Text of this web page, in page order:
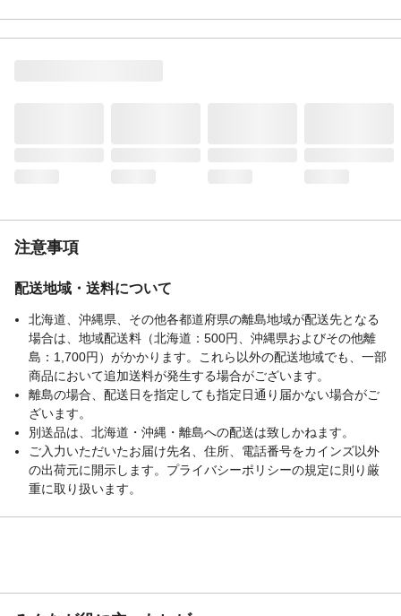
注意事項
配送地域・送料について
北海道、沖縄県、その他各都道府県の離島地域が配送先となる
場合は、地域配送料（北海道：500円、沖縄県およびその他離
島：1,700円）がかかります。これら以外の配送地域でも、一部
商品において追加送料が発生する場合がございます。
離島の場合、配送日を指定しても指定日通り届かない場合がご
ざいます。
別送品は、北海道・沖縄・離島への配送は致しかねます。
ご入力いただいたお届け先名、住所、電話番号をカインズ以外
の出荷元に開示します。プライバシーポリシーの規定に則り厳
重に取り扱います。